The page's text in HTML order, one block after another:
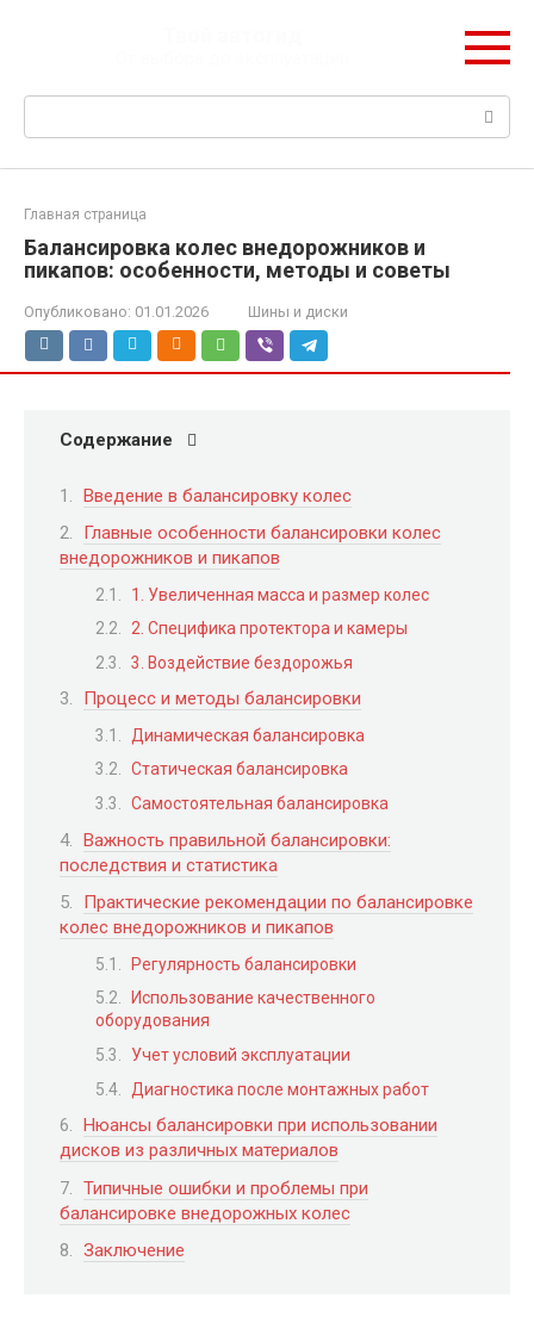
Поиск:
Главная страница
Балансировка колес внедорожников и
пикапов: особенности, методы и советы
Опубликовано: 01.01.2026 Шины и диски
Содержание
Введение в балансировку колес
Главные особенности балансировки колес
внедорожников и пикапов
1. Увеличенная масса и размер колес
2. Специфика протектора и камеры
3. Воздействие бездорожья
Процесс и методы балансировки
Динамическая балансировка
Статическая балансировка
Самостоятельная балансировка
Важность правильной балансировки:
последствия и статистика
Практические рекомендации по балансировке
колес внедорожников и пикапов
Регулярность балансировки
Использование качественного
оборудования
Учет условий эксплуатации
Диагностика после монтажных работ
Нюансы балансировки при использовании
дисков из различных материалов
Типичные ошибки и проблемы при
балансировке внедорожных колес
Заключение